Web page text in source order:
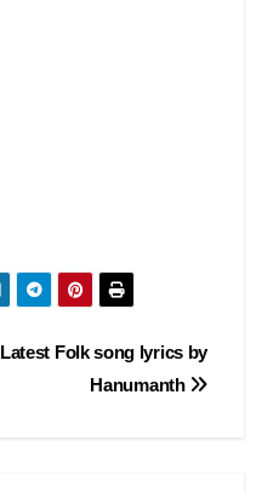
Latest Folk song lyrics by
Hanumanth